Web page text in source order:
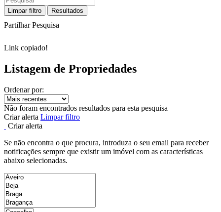
Limpar filtro Resultados
Partilhar Pesquisa
Link copiado!
Listagem de Propriedades
Ordenar por:
Não foram encontrados resultados para esta pesquisa
Criar alerta Limpar filtro
Criar alerta
Se não encontra o que procura, introduza o seu email para receber
notificações sempre que existir um imóvel com as características
abaixo selecionadas.